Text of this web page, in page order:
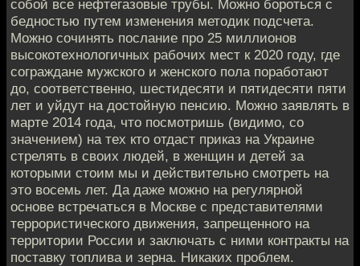
собой все нефтегазовые трубы. Можно бороться с
бедностью путем изменения методик подсчета.
Можно сочинять послание про 25 миллионов
высокотехнологичных рабочих мест к 2020 году, где
сограждане мужского и женского пола поработают
до, соответственно, шестидесяти и пятидесяти пяти
лет и уйдут на достойную пенсию. Можно заявлять в
марте 2014 года, что посмотришь (видимо, со
значением) на тех кто отдаст приказ на Украине
стрелять в своих людей, в женщин и детей за
которыми стоим мы и действительно смотреть на
это восемь лет. Да даже можно на регулярной
основе встречаться в Москве с представителями
террористического движения, запрещенного на
территории России и заключать с ними контракты на
поставку топлива и зерна. Никаких проблем.